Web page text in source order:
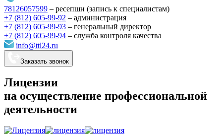
78126057599 – ресепшн (запись к специалистам)
+7 (812) 605-99-92 – администрация
+7 (812) 605-99-93 – генеральный директор
+7 (812) 605-99-94 – служба контроля качества
info@ttl24.ru
Заказать звонок
Лицензии
на осуществление профессиональной
деятельности